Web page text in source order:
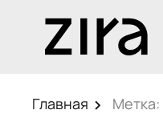
Главная Метка: